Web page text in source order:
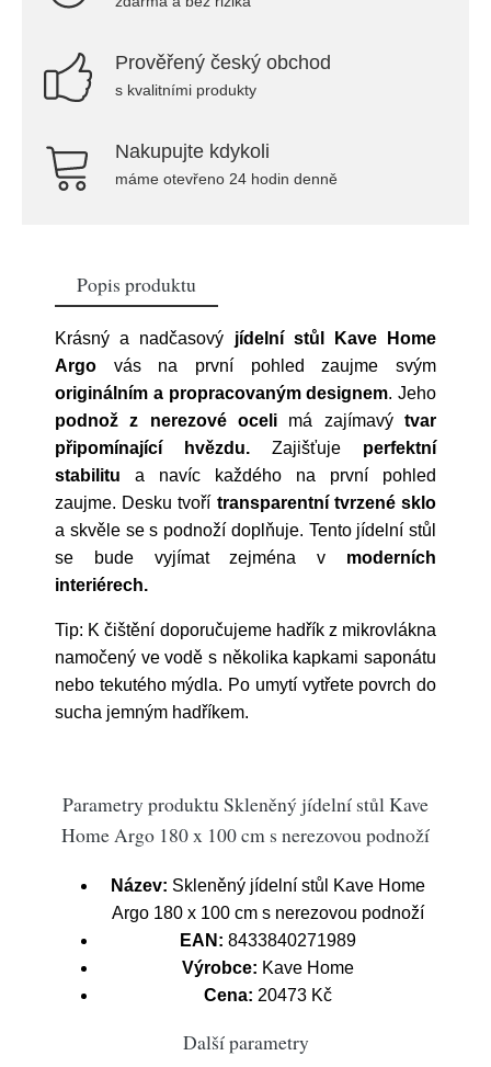
Prověřený český obchod
s kvalitními produkty
Nakupujte kdykoli
máme otevřeno 24 hodin denně
Popis produktu
Krásný a nadčasový jídelní stůl
Kave Home
Argo vás na první pohled zaujme svým
originálním a propracovaným designem. Jeho
podnož z nerezové oceli má zajímavýtvar
připomínající hvězdu. Zajišťuje perfektní
stabilitu a navíc každého na první pohled
zaujme. Desku tvoří transparentní tvrzené sklo
a skvěle se s podnoží doplňuje. Tento jídelní stůl
se bude vyjímat zejména v moderních
interiérech.
Tip: K čištění doporučujeme hadřík z mikrovlákna
namočený ve vodě s několika kapkami saponátu
nebo tekutého mýdla. Po umytí vytřete povrch do
sucha jemným hadříkem.
Parametry produktu Skleněný jídelní stůl Kave
Home Argo 180 x 100 cm s nerezovou podnoží
Název: Skleněný jídelní stůl Kave Home
Argo 180 x 100 cm s nerezovou podnoží
EAN: 8433840271989
Výrobce: Kave Home
Cena: 20473 Kč
Další parametry